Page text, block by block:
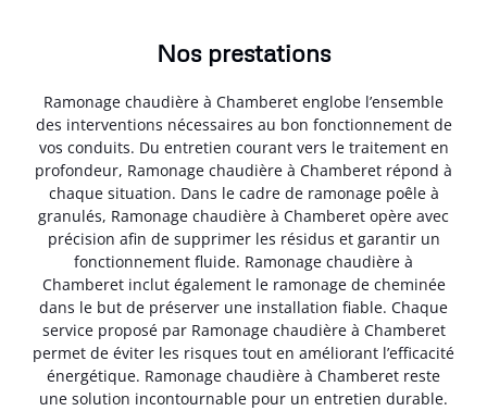
Nos prestations
Ramonage chaudière à Chamberet englobe l’ensemble
des interventions nécessaires au bon fonctionnement de
vos conduits. Du entretien courant vers le traitement en
profondeur, Ramonage chaudière à Chamberet répond à
chaque situation. Dans le cadre de ramonage poêle à
granulés, Ramonage chaudière à Chamberet opère avec
précision afin de supprimer les résidus et garantir un
fonctionnement fluide. Ramonage chaudière à
Chamberet inclut également le ramonage de cheminée
dans le but de préserver une installation fiable. Chaque
service proposé par Ramonage chaudière à Chamberet
permet de éviter les risques tout en améliorant l’efficacité
énergétique. Ramonage chaudière à Chamberet reste
une solution incontournable pour un entretien durable.